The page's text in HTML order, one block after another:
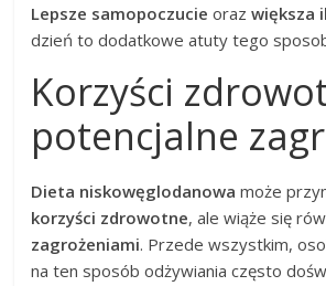
Lepsze samopoczucie orazwiększa
dzień to dodatkowe atuty tego
Korzyści
potencjalne
Dieta niskowęglodanowa może
korzyści zdrowotne, ale wiąże się
zagrożeniami. Przede wszystkim,
na ten sposób odżywiania często